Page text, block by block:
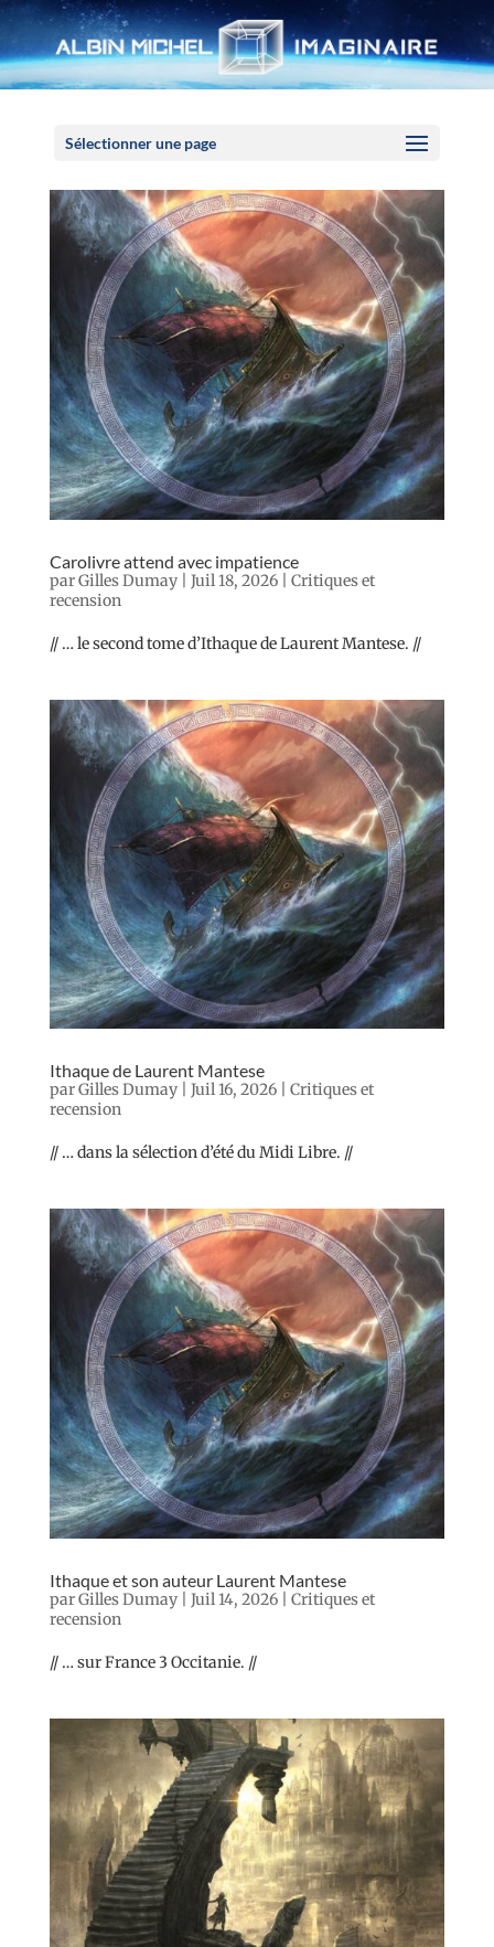
Sélectionner une page
Carolivre attend avec impatience
parGilles Dumay| Juil 18, 2026| Critiques et
recension
// … le second tome d’Ithaque de Laurent Mantese. //
Ithaque de Laurent Mantese
parGilles Dumay| Juil 16, 2026| Critiques et
recension
// … dans la sélection d’été du Midi Libre. //
Ithaque et son auteur Laurent Mantese
parGilles Dumay| Juil 14, 2026| Critiques et
recension
// … sur France 3 Occitanie. //
Panneau de gestion des cookies